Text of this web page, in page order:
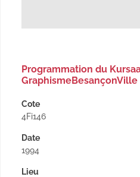
Programmation du
GraphismeBesançonVille
Cote
4Fi146
Date
1994
Lieu